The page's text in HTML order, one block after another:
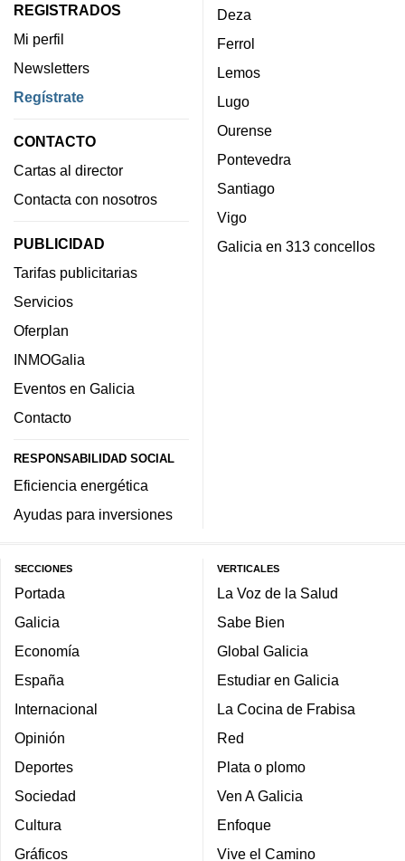
REGISTRADOS
Mi perfil
Newsletters
Regístrate
CONTACTO
Cartas al director
Contacta con nosotros
PUBLICIDAD
Tarifas publicitarias
Servicios
Oferplan
INMOGalia
Eventos en Galicia
Contacto
RESPONSABILIDAD SOCIAL
Eficiencia energética
Ayudas para inversiones
Deza
Ferrol
Lemos
Lugo
Ourense
Pontevedra
Santiago
Vigo
Galicia en 313 concellos
SECCIONES
Portada
Galicia
Economía
España
Internacional
Opinión
Deportes
Sociedad
Cultura
Gráficos
VERTICALES
La Voz de la Salud
Sabe Bien
Global Galicia
Estudiar en Galicia
La Cocina de Frabisa
Red
Plata o plomo
Ven A Galicia
Enfoque
Vive el Camino